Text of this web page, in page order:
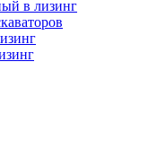
в лизинг